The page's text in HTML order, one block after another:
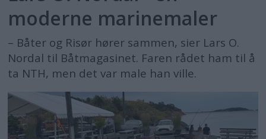
moderne marinemaler
– Båter og Risør hører sammen, sier Lars O.
Nordal til Båtmagasinet. Faren rådet ham til å
ta NTH, men det var male han ville.